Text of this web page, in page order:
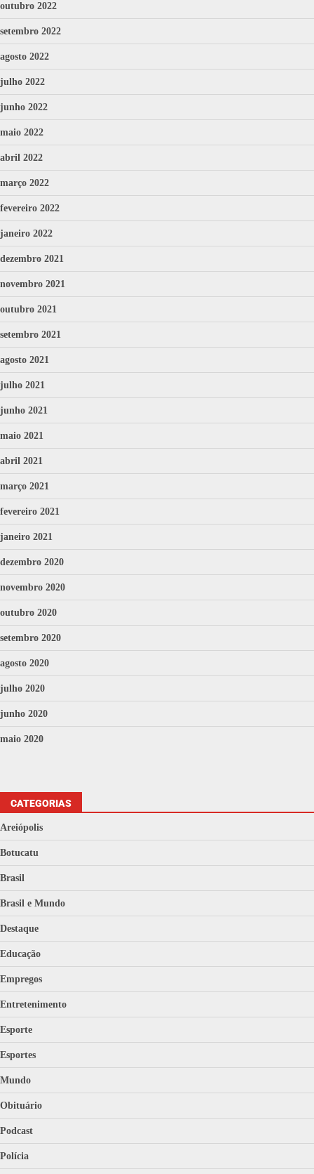
outubro 2022
setembro 2022
agosto 2022
julho 2022
junho 2022
maio 2022
abril 2022
março 2022
fevereiro 2022
janeiro 2022
dezembro 2021
novembro 2021
outubro 2021
setembro 2021
agosto 2021
julho 2021
junho 2021
maio 2021
abril 2021
março 2021
fevereiro 2021
janeiro 2021
dezembro 2020
novembro 2020
outubro 2020
setembro 2020
agosto 2020
julho 2020
junho 2020
maio 2020
CATEGORIAS
Areiópolis
Botucatu
Brasil
Brasil e Mundo
Destaque
Educação
Empregos
Entretenimento
Esporte
Esportes
Mundo
Obituário
Podcast
Polícia